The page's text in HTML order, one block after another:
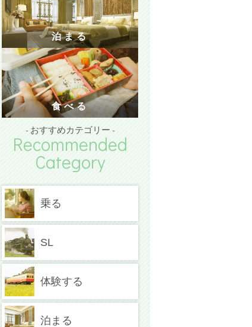
泊まる
食べる
- おすすめカテゴリー -
Recommended
Category
乗る
SL
体験する
泊まる